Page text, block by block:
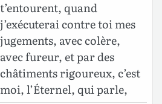
t’entourent, quand
j’exécuterai contre toi mes
jugements, avec colère,
avec fureur, et par des
châtiments rigoureux, c’est
moi, l’Éternel, qui parle,